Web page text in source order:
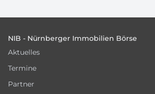
NIB - Nürnberger Immobilien Börse
Aktuelles
Termine
Partner